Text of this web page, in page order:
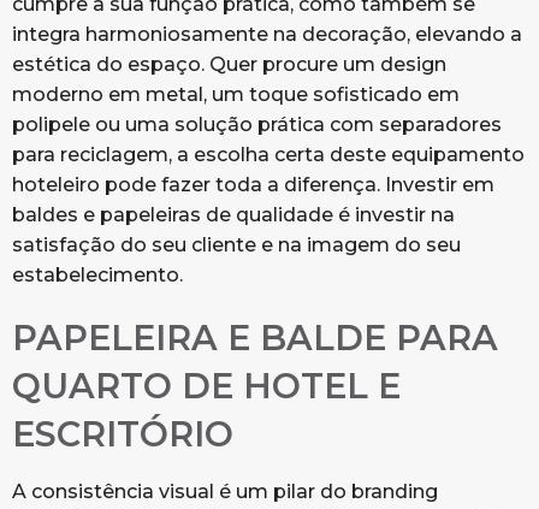
cumpre a sua função prática, como também se
integra harmoniosamente na decoração, elevando a
estética do espaço. Quer procure um design
moderno em metal, um toque sofisticado em
polipele ou uma solução prática com separadores
para reciclagem, a escolha certa deste equipamento
hoteleiro pode fazer toda a diferença. Investir em
baldes e papeleiras de qualidade é investir na
satisfação do seu cliente e na imagem do seu
estabelecimento.
PAPELEIRA E BALDE PARA
QUARTO DE HOTEL E
ESCRITÓRIO
A consistência visual é um pilar do branding